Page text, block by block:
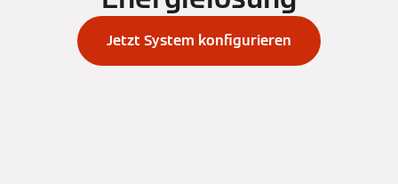
Jetzt System konfigurieren